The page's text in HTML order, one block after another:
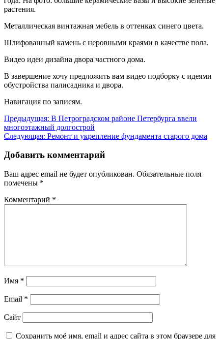
растения.
Металлическая винтажная мебель в оттенках синего цвета.
Шлифованный камень с неровными краями в качестве пола.
Видео идеи дизайна двора частного дома.
В завершение хочу предложить вам видео подборку с идеями
обустройства палисадника и двора.
Навигация по записям.
Навигация
по
Предыдущая: В Петроградском районе Петербурга ввели
многоэтажный долгострой
Следующая: Ремонт и укрепление фундамента старого дома
Добавить комментарий
Ваш адрес email не будет опубликован. Обязательные поля
помечены *
Комментарий *
Имя *
Email *
Сайт
Сохранить моё имя, email и адрес сайта в этом браузере для